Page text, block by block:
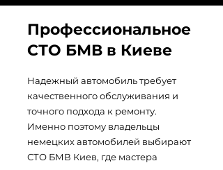
Профессиональное
СТО БМВ в Киеве
Надежный автомобиль требует
качественного обслуживания и
точного подхода к ремонту.
Именно поэтому владельцы
немецких автомобилей выбирают
СТО БМВ Киев, где мастера